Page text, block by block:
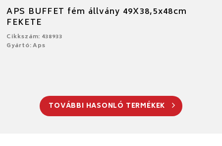
APS BUFFET fém állvány 49X38,5x48cm
FEKETE
Cikkszám: 438933
Gyártó: Aps
TOVÁBBI HASONLÓ TERMÉKEK